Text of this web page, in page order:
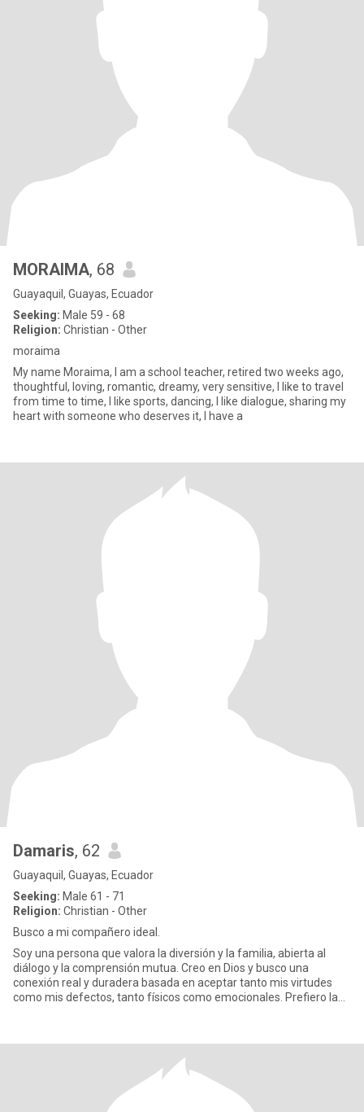
MORAIMA, 68
Guayaquil, Guayas, Ecuador
Seeking: Male 59 - 68
Religion: Christian - Other
moraima
My name Moraima, I am a school teacher, retired two weeks ago,
thoughtful, loving, romantic, dreamy, very sensitive, I like to travel
from time to time, I like sports, dancing, I like dialogue, sharing my
heart with someone who deserves it, I have a
Damaris, 62
Guayaquil, Guayas, Ecuador
Seeking: Male 61 - 71
Religion: Christian - Other
Busco a mi compañero ideal.
Soy una persona que valora la diversión y la familia, abierta al
diálogo y la comprensión mutua. Creo en Dios y busco una
conexión real y duradera basada en aceptar tanto mis virtudes
como mis defectos, tanto físicos como emocionales. Prefiero la